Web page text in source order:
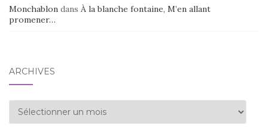
Monchablon dans À la blanche fontaine, M’en allant
promener…
ARCHIVES
Archives